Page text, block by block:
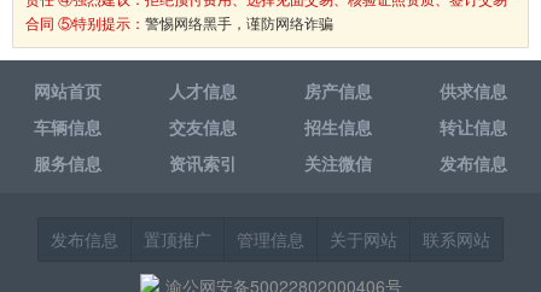
合同 ⑤特别提示： 警惕网络黑手，谨防网络诈骗
网站首页 人才信息 房产信息
供求信息
车辆信息
交友信息 招生信息
转让信息
服务信息
资讯索引 关注微信 发布信息
发布信息 置顶推广 管理信息 关于网站
联系网站
渝公网安备50022802000406号